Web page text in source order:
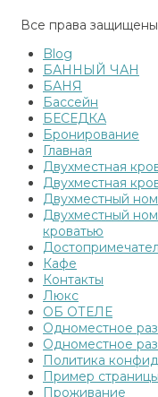
Все права
Blog
БАННЫЙ ЧАН
БАНЯ
Бассейн
БЕСЕДКА
Бронирование
Главная
Двухместная
Двухместная
Двухместный
Двухместный
кроватью
Кафе
Контакты
Люкс
ОБ ОТЕЛЕ
Одноместное
Одноместное
Политика
Пример страницы
Проживание